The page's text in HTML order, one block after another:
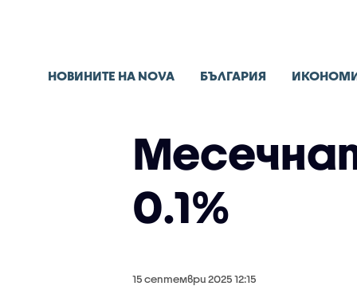
НОВИНИТЕ НА NOVA БЪЛГАРИЯ
0.1%
15 септември 2025 12:15